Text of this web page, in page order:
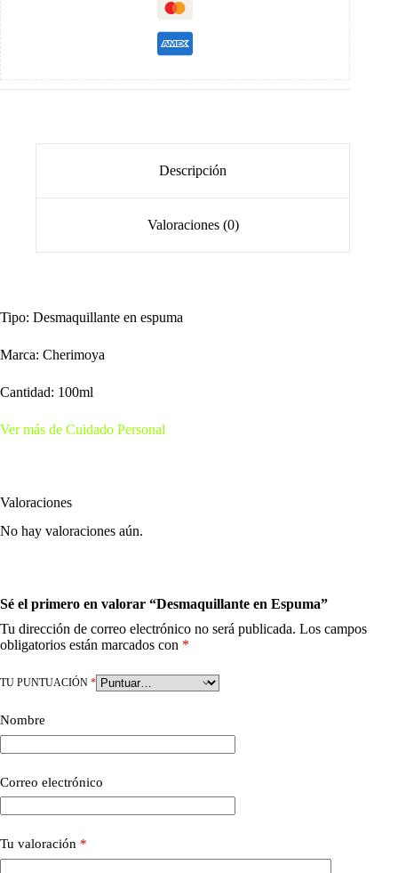
Descripción
Valoraciones (0)
Tipo: Desmaquillante en espuma
Marca: Cherimoya
Cantidad: 100ml
Ver más de Cuidado Personal
Valoraciones
No hay valoraciones aún.
Sé el primero en valorar “Desmaquillante en Espuma”
Tu dirección de correo electrónico no será publicada. Los campos
obligatorios están marcados con *
TU PUNTUACIÓN *
Nombre
Correo electrónico
Tu valoración *